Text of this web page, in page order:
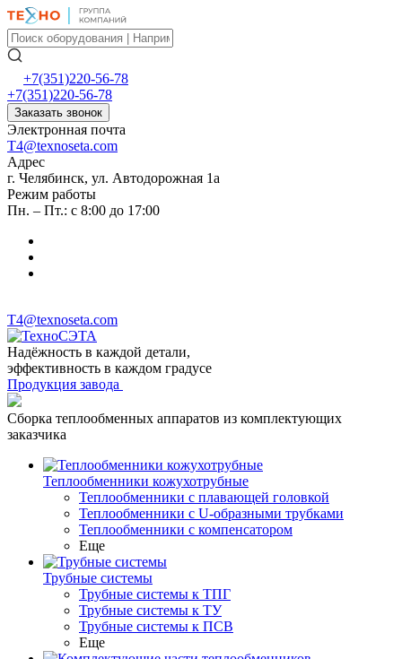
+7(351)220-56-78
+7(351)220-56-78
Заказать звонок
Электронная почта
T4@texnoseta.com
Адрес
г. Челябинск, ул. Автодорожная 1а
Режим работы
Пн. – Пт.: с 8:00 до 17:00
T4@texnoseta.com
Надёжность в каждой детали,
эффективность в каждом градусе
Продукция завода
Сборка теплообменных аппаратов из комплектующих
заказчика
Теплообменники кожухотрубные
Теплообменники с плавающей головкой
Теплообменники с U-образными трубками
Теплообменники с компенсатором
Еще
Трубные системы
Трубные системы к ТПГ
Трубные системы к ТУ
Трубные системы к ПСВ
Еще